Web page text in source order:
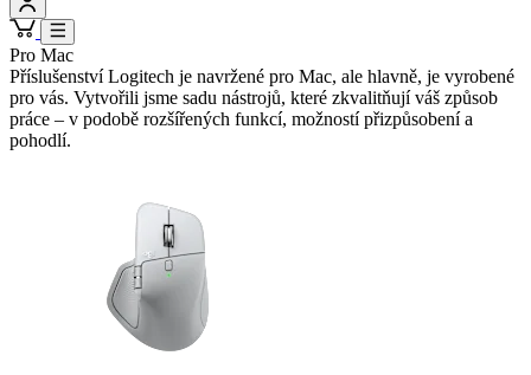
Pro Mac
Příslušenství Logitech je navržené pro Mac, ale hlavně, je vyrobené
pro vás. Vytvořili jsme sadu nástrojů, které zkvalitňují váš způsob
práce – v podobě rozšířených funkcí, možností přizpůsobení a
pohodlí.